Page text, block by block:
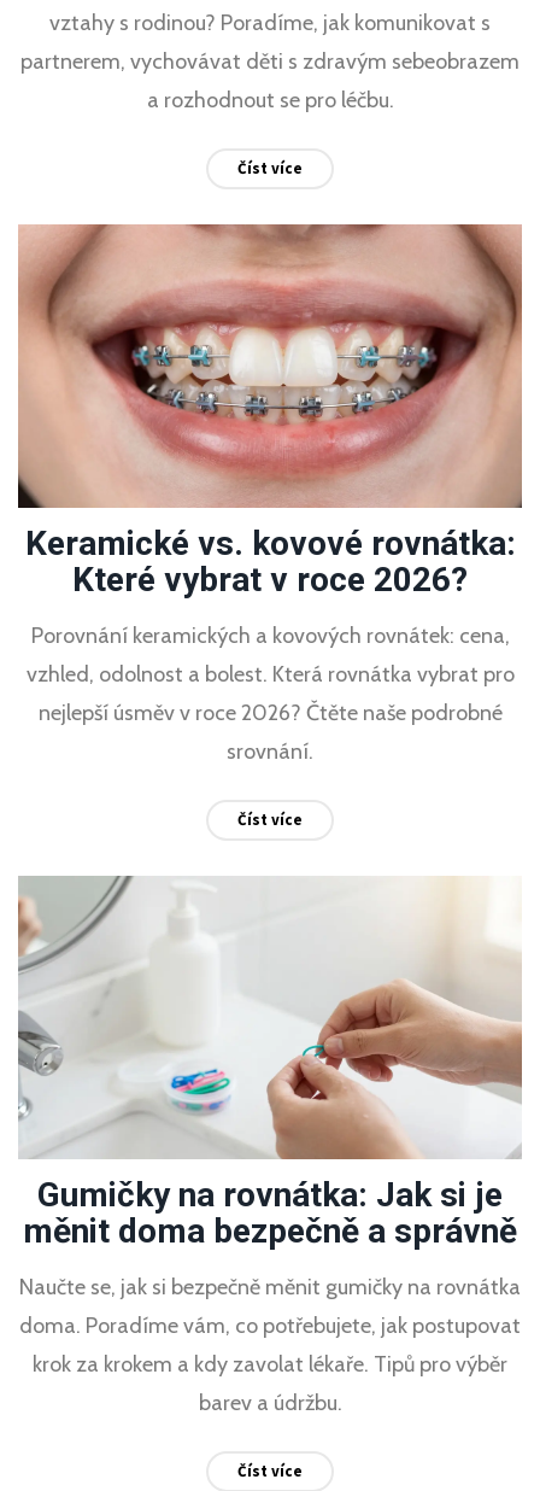
vztahy s rodinou? Poradíme, jak komunikovat s
partnerem, vychovávat děti s zdravým sebeobrazem
a rozhodnout se pro léčbu.
Číst více
Keramické vs. kovové rovnátka:
Které vybrat v roce 2026?
Porovnání keramických a kovových rovnátek: cena,
vzhled, odolnost a bolest. Která rovnátka vybrat pro
nejlepší úsměv v roce 2026? Čtěte naše podrobné
srovnání.
Číst více
Gumičky na rovnátka: Jak si je
měnit doma bezpečně a správně
Naučte se, jak si bezpečně měnit gumičky na rovnátka
doma. Poradíme vám, co potřebujete, jak postupovat
krok za krokem a kdy zavolat lékaře. Tipů pro výběr
barev a údržbu.
Číst více